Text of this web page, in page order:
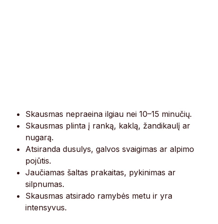
Skausmas nepraeina ilgiau nei 10–15 minučių.
Skausmas plinta į ranką, kaklą, žandikaulį ar
nugarą.
Atsiranda dusulys, galvos svaigimas ar alpimo
pojūtis.
Jaučiamas šaltas prakaitas, pykinimas ar
silpnumas.
Skausmas atsirado ramybės metu ir yra
intensyvus.